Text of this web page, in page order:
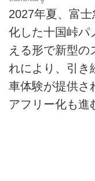
テクノ
このメ
運営会
利用規
2027年夏、富
化した十国峠パ
える形で新型の
れにより、引き
車体験が提供さ
アフリー化も進